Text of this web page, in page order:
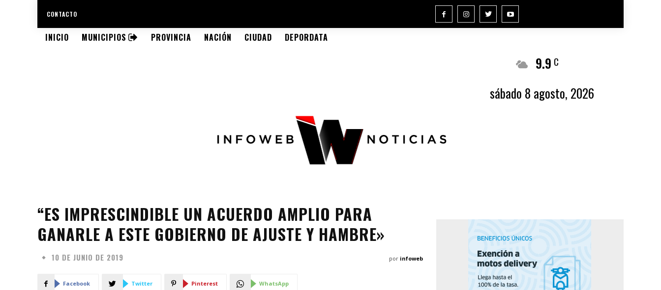
CONTACTO
INICIO MUNICIPIOS PROVINCIA NACIÓN CIUDAD DEPORDATA
9.9 C
sábado 8 agosto, 2026
“ES IMPRESCINDIBLE UN ACUERDO AMPLIO PARA
GANARLE A ESTE GOBIERNO DE AJUSTE Y HAMBRE»
10 DE JUNIO DE 2019 por infoweb
Facebook Twitter Pinterest WhatsApp